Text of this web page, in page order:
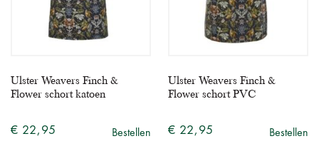
Ulster Weavers Finch &
Flower schort katoen
€ 22,95 Bestellen
Ulster Weavers Finch &
Flower schort PVC
€ 22,95 Bestellen